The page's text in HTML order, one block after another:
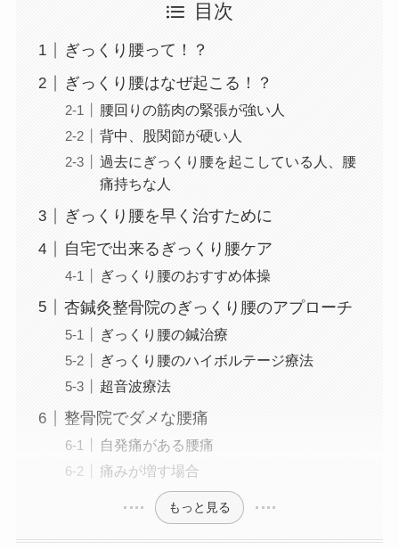
目次
ぎっくり腰って！？
ぎっくり腰はなぜ起こる！？
腰回りの筋肉の緊張が強い人
背中、股関節が硬い人
過去にぎっくり腰を起こしている人、腰
痛持ちな人
ぎっくり腰を早く治すために
自宅で出来るぎっくり腰ケア
ぎっくり腰のおすすめ体操
杏鍼灸整骨院のぎっくり腰のアプローチ
ぎっくり腰の鍼治療
ぎっくり腰のハイボルテージ療法
超音波療法
整骨院でダメな腰痛
自発痛がある腰痛
痛みが増す場合
もっと見る